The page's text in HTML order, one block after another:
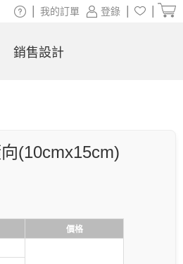
(10cmx15cm)
價格
登錄
我的訂單
銷售設計